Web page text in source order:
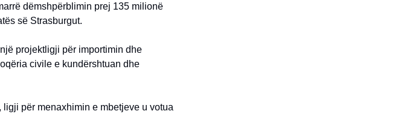
dëmshpërblimin prej 135 milionë
së Strasburgut.
projektligji për importimin dhe
civile e kundërshtuan dhe
për menaxhimin e mbetjeve u votua